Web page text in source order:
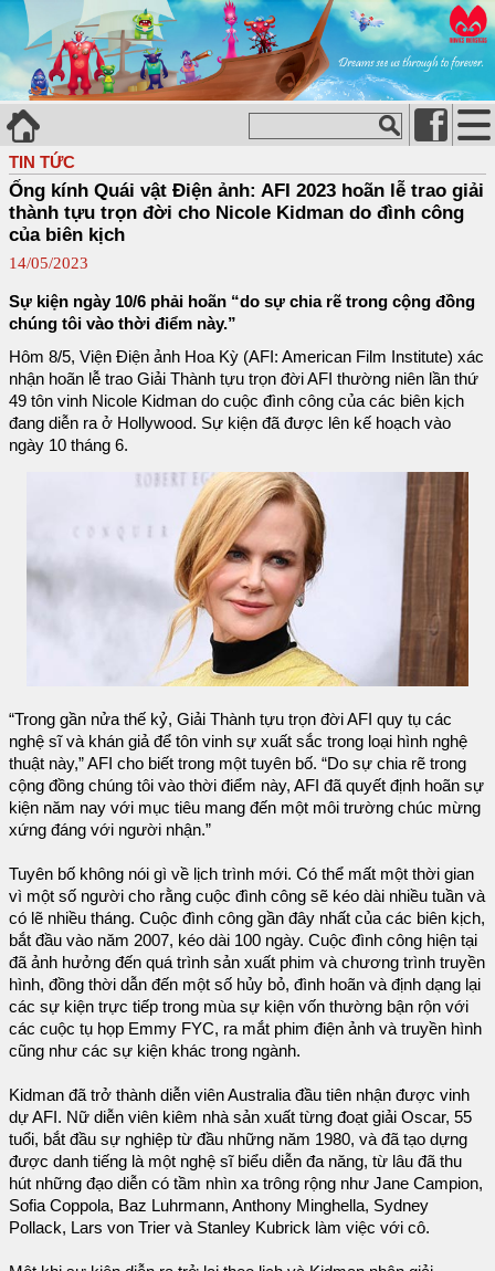
TIN TỨC
Ống kính Quái vật Điện ảnh: AFI 2023 hoãn lễ trao giải
thành tựu trọn đời cho Nicole Kidman do đình công
của biên kịch
14/05/2023
Sự kiện ngày 10/6 phải hoãn “do sự chia rẽ trong cộng đồng
chúng tôi vào thời điểm này.”
Hôm 8/5, Viện Điện ảnh Hoa Kỳ (AFI: American Film Institute) xác
nhận hoãn lễ trao Giải Thành tựu trọn đời AFI thường niên lần thứ
49 tôn vinh Nicole Kidman do cuộc đình công của các biên kịch
đang diễn ra ở Hollywood. Sự kiện đã được lên kế hoạch vào
ngày 10 tháng 6.
“Trong gần nửa thế kỷ, Giải Thành tựu trọn đời AFI quy tụ các
nghệ sĩ và khán giả để tôn vinh sự xuất sắc trong loại hình nghệ
thuật này,” AFI cho biết trong một tuyên bố. “Do sự chia rẽ trong
cộng đồng chúng tôi vào thời điểm này, AFI đã quyết định hoãn sự
kiện năm nay với mục tiêu mang đến một môi trường chúc mừng
xứng đáng với người nhận.”
Tuyên bố không nói gì về lịch trình mới. Có thể mất một thời gian
vì một số người cho rằng cuộc đình công sẽ kéo dài nhiều tuần và
có lẽ nhiều tháng. Cuộc đình công gần đây nhất của các biên kịch,
bắt đầu vào năm 2007, kéo dài 100 ngày. Cuộc đình công hiện tại
đã ảnh hưởng đến quá trình sản xuất phim và chương trình truyền
hình, đồng thời dẫn đến một số hủy bỏ, đình hoãn và định dạng lại
các sự kiện trực tiếp trong mùa sự kiện vốn thường bận rộn với
các cuộc tụ họp Emmy FYC, ra mắt phim điện ảnh và truyền hình
cũng như các sự kiện khác trong ngành.
Kidman đã trở thành diễn viên Australia đầu tiên nhận được vinh
dự AFI. Nữ diễn viên kiêm nhà sản xuất từng đoạt giải Oscar, 55
tuổi, bắt đầu sự nghiệp từ đầu những năm 1980, và đã tạo dựng
được danh tiếng là một nghệ sĩ biểu diễn đa năng, từ lâu đã thu
hút những đạo diễn có tầm nhìn xa trông rộng như Jane Campion,
Sofia Coppola, Baz Luhrmann, Anthony Minghella, Sydney
Pollack, Lars von Trier và Stanley Kubrick làm việc với cô.